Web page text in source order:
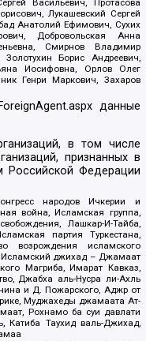
Лукашевский Сергей
Анатолий Ефимович, Сухих
Добровольская Анна
Смирнов Владимир
Борис Андреевич,
Иосифовна, Орлов Олег
Генри Маркович, Захаров
данные
в том числе
признанных в
Российской Федерации
народов Ичкерии и
война, Исламская группа,
Лашкар-И-Тайба,
партия Туркестана,
возрождения исламского
джихад – Джамаат
Магриба, Имарат Кавказ,
Джабха аль-Нусра ли-Ахль
и Д. Пожарского, Аджр от
Муджахеды джамаата Ат-
Рохнамо ба суи давлати
Катиба Таухид валь-Джихад,